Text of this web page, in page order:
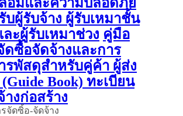
บผู้รับจ้าง ผู้รับเหมาชั้น
ะผู้รับเหมาช่วง คู่มือ
ดซื้อจัดจ้างและการ
รพัสดุสำหรับคู่ค้า ผู้ส่ง
Book) ทะเบียน
างก่อสร้าง
จัดซิ้อ-จัดจ้าง